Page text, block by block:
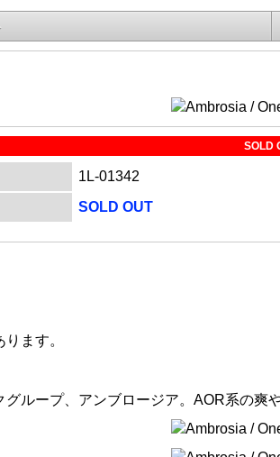
SOLD
1L-01342
SOLD OUT
ます。
ループ、アンブロージア。AOR系の爽